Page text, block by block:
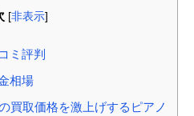
[非表示]
ミ評判
相場
買取価格を激上げするピアノ